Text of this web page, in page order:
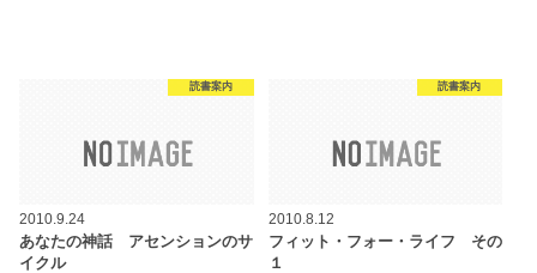
読書案内
2010.9.24
あなたの神話 アセンションのサ
イクル
読書案内
2010.8.12
フィット・フォー・ライフ その
１